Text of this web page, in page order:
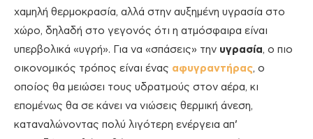
χαμηλή θερμοκρασία, αλλά στην αυξημένη υγρασία στο
χώρο, δηλαδή στο γεγονός ότι η ατμόσφαιρα είναι
υπερβολικά «υγρή». Για να «σπάσεις» την υγρασία, ο πιο
οικονομικός τρόπος είναι ένας αφυγραντήρας, ο
οποίος θα μειώσει τους υδρατμούς στον αέρα, κι
επομένως θα σε κάνει να νιώσεις θερμική άνεση,
καταναλώνοντας πολύ λιγότερη ενέργεια απ’